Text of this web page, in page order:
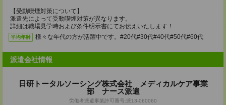
【受動喫煙対策について】
派遣先によって受動喫煙対策が異なります。
詳細は職場見学時および条件明示書にてお伝えいたします！
平均年齢 様々な年代の方が活躍中です。#20代#30代#40代#50代#60代
派遣会社情報
日研トータルソーシング株式会社 メディカルケア事業
部 ナース派遣
労働者派遣事業許可番号:派13-060060